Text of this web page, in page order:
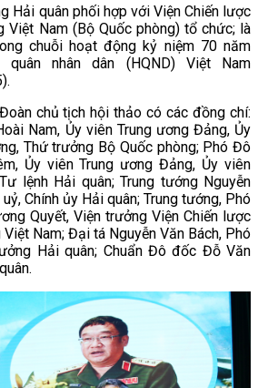
Hải quân phối hợp với Viện Chiến lược
Việt Nam (Bộ Quốc phòng) tổ chức; là
chuỗi hoạt động kỷ niệm 70 năm
nhân dân (HQND) Việt Nam
chủ tịch hội thảo có các đồng chí:
Nam, Ủy viên Trung ương Đảng, Ủy
Thứ trưởng Bộ Quốc phòng; Phó Đô
Ủy viên Trung ương Đảng, Ủy viên
lệnh Hải quân; Trung tướng Nguyễn
Chính ủy Hải quân; Trung tướng, Phó
Quyết, Viện trưởng Viện Chiến lược
Nam; Đại tá Nguyễn Văn Bách, Phó
Hải quân; Chuẩn Đô đốc Đỗ Văn